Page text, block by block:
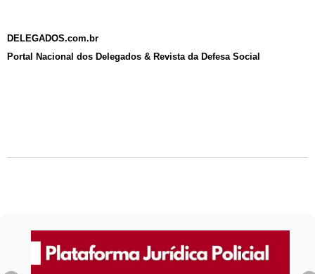
DELEGADOS.com.br
Portal Nacional dos Delegados & Revista da Defesa Social